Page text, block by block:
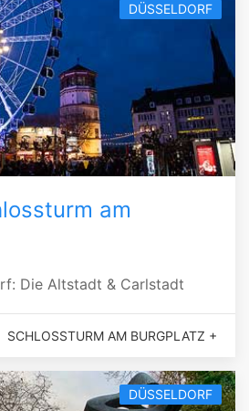
DÜSSELDORF
am
Die Altstadt & Carlstadt
SCHLOSSTURM AM BURGPLATZ +
DÜSSELDORF